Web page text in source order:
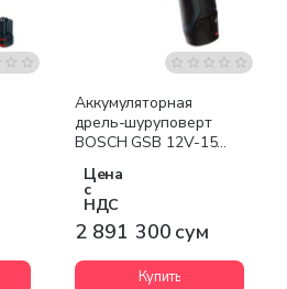
Аккумуляторная
дрель-шуруповерт
BOSCH GSB 12V-15
Цена
с
НДС
2 891 300 сум
Купить